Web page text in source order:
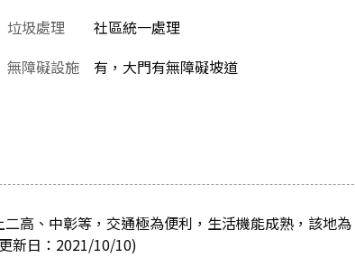
垃圾處理
社區統一處理
無障礙設施
有，大門有無障礙坡道
高、中彰等，交通極為便利，生活機能成熟，該地為
新日：2021/10/10)